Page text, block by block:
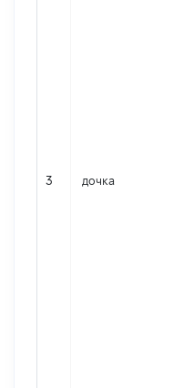
3 дочка